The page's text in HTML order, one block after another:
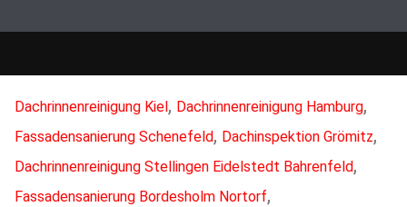
Dachrinnenreinigung Kiel, Dachrinnenreinigung Hamburg,
Fassadensanierung Schenefeld, Dachinspektion Grömitz,
Dachrinnenreinigung Stellingen Eidelstedt Bahrenfeld,
Fassadensanierung Bordesholm Nortorf,